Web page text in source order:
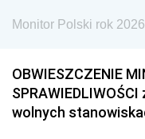
Monitor Polski rok
OBWIESZCZENIE
wolnych